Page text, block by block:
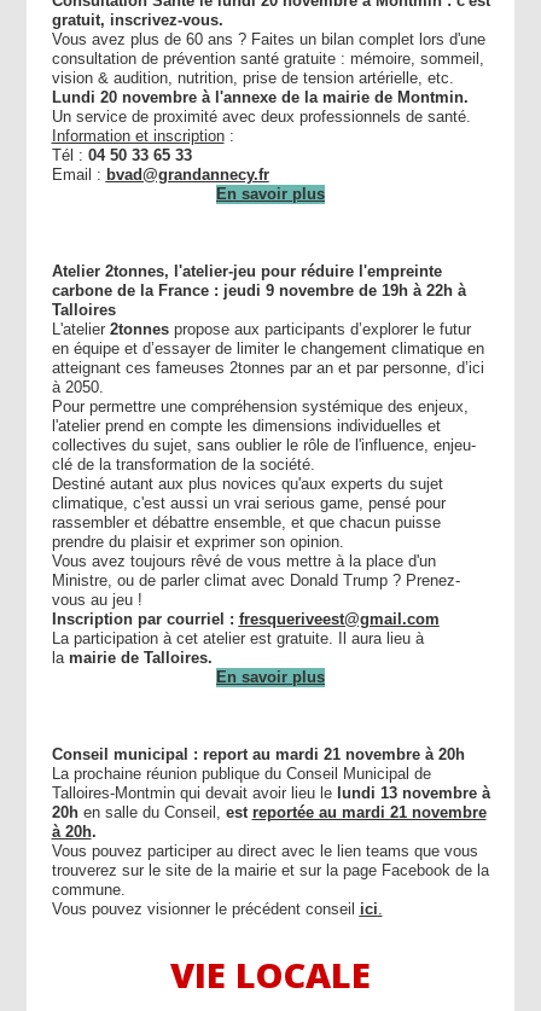
gratuit, inscrivez-vous.
Vous avez plus de 60 ans ? Faites un bilan complet lors d'une
consultation de prévention santé gratuite : mémoire, sommeil,
vision & audition, nutrition, prise de tension artérielle, etc.
Lundi 20 novembre à l'annexe de la mairie de Montmin.
Un service de proximité avec deux professionnels de santé.
Information et inscription:
Tél : 04 50 33 65 33
Email : bvad@grandannecy.fr
En savoir plus
Atelier 2tonnes, l'atelier-jeu pour réduire l'empreinte
carbone de la France : jeudi 9 novembre de 19h à 22h à
Talloires
L'atelier 2tonnespropose aux participants d’explorer le futur
en équipe et d’essayer de limiter le changement climatique en
atteignant ces fameuses 2tonnes par an et par personne, d’ici
à 2050.
Pour permettre une compréhension systémique des enjeux,
l'atelier prend en compte les dimensions individuelles et
collectives du sujet, sans oublier le rôle de l'influence, enjeu-
clé de la transformation de la société.
Destiné autant aux plus novices qu'aux experts du sujet
climatique, c'est aussi un vrai serious game, pensé pour
rassembler et débattre ensemble, et que chacun puisse
prendre du plaisir et exprimer son opinion.
Vous avez toujours rêvé de vous mettre à la place d'un
Ministre, ou de parler climat avec Donald Trump ? Prenez-
vous au jeu !
Inscription par courriel : fresqueriveest@gmail.com
La participation à cet atelier est gratuite. Il aura lieu à
lamairie de Talloires.
En savoir plus
Conseil municipal : report au mardi 21 novembre à 20h
La prochaine réunion publique du Conseil Municipal de
Talloires-Montmin qui devait avoir lieu le lundi 13 novembre à
20hen salle du Conseil, est reportée au mardi 21 novembre
à 20h.
Vous pouvez participer au direct avec le lien teams que vous
trouverez sur le site de la mairie et sur la page Facebook de la
commune.
Vous pouvez visionner le précédent conseil ici.
VIE LOCALE